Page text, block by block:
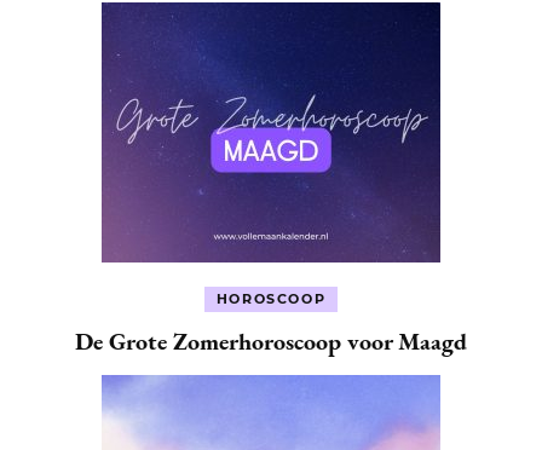
HOROSCOOP
De Grote Zomerhoroscoop voor Maagd